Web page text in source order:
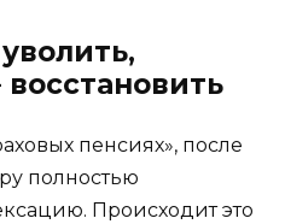
пенсиях», после
полностью
Происходит это